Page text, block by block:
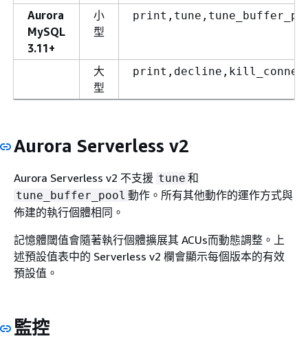
Aurora
MySQL
3.11+
小
型
大
型
Aurora Serverless v2
Aurora Serverless v2 不支援 tune 和
tune_buffer_pool 動作。所有其他動作的運作方式與
佈建的執行個體相同。
記憶體閾值會隨著執行個體擴展其 ACUs而動態調整。上
述預設值表中的 Serverless v2 欄會顯示每個版本的有效
預設值。
監控